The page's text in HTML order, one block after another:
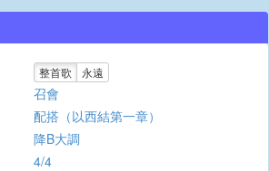
整首歌 永遠
召會
配搭（以西結第一章）
降B大調
4/4